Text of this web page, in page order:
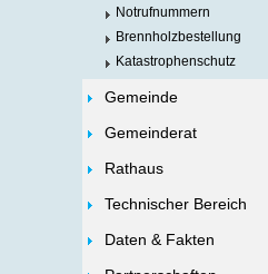
Notrufnummern
Brennholzbestellung
Katastrophenschutz
Gemeinde
Gemeinderat
Rathaus
Technischer Bereich
Daten & Fakten